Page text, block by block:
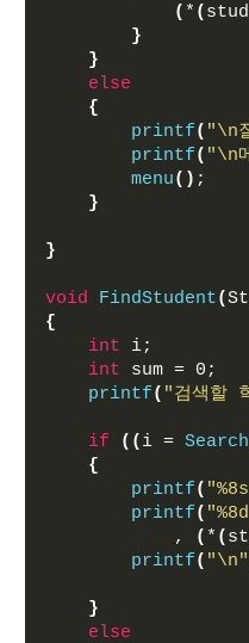
( * (
}
}
else
{
printf( "\n
printf( "\n
menu() ;
}
}
void FindStudent(
{
int i;
int sum = 0;
printf( "검색할
if (( i = Search
{
printf(
printf(
            ,
( * (
printf( "\n"
}
else